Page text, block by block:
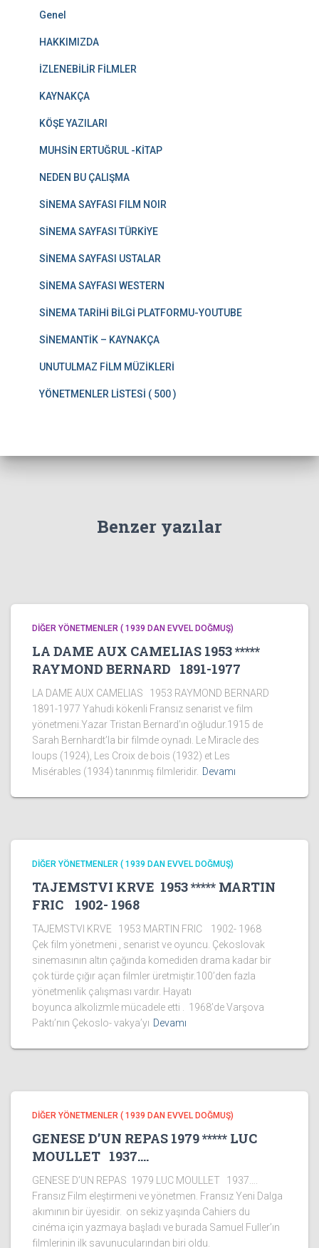
Genel
HAKKIMIZDA
İZLENEBİLİR FİLMLER
KAYNAKÇA
KÖŞE YAZILARI
MUHSİN ERTUĞRUL -KİTAP
NEDEN BU ÇALIŞMA
SİNEMA SAYFASI FILM NOIR
SİNEMA SAYFASI TÜRKİYE
SİNEMA SAYFASI USTALAR
SİNEMA SAYFASI WESTERN
SİNEMA TARİHİ BİLGİ PLATFORMU-YOUTUBE
SİNEMANTİK – KAYNAKÇA
UNUTULMAZ FİLM MÜZİKLERİ
YÖNETMENLER LİSTESİ ( 500 )
Benzer yazılar
DİĞER YÖNETMENLER ( 1939 DAN EVVEL DOĞMUŞ)
LA DAME AUX CAMELIAS 1953 *****
RAYMOND BERNARD 1891-1977
LA DAME AUX CAMELIAS 1953 RAYMOND BERNARD
1891-1977 Yahudi kökenli Fransız senarist ve film
yönetmeni.Yazar Tristan Bernard’ın oğludur.1915 de
Sarah Bernhardt’la bir filmde oynadı. Le Miracle des
loups (1924), Les Croix de bois (1932) et Les
Misérables (1934) tanınmış filmleridir. Devamı
DİĞER YÖNETMENLER ( 1939 DAN EVVEL DOĞMUŞ)
TAJEMSTVI KRVE 1953 ***** MARTIN
FRIC 1902- 1968
TAJEMSTVI KRVE 1953 MARTIN FRIC 1902- 1968
Çek film yönetmeni , senarist ve oyuncu. Çekoslovak
sinemasının altın çağında komediden drama kadar bir
çok türde çığır açan filmler üretmiştir.100’den fazla
yönetmenlik çalışması vardır. Hayatı
boyunca alkolizmle mücadele etti . 1968’de Varşova
Paktı’nın Çekoslo- vakya’yı Devamı
DİĞER YÖNETMENLER ( 1939 DAN EVVEL DOĞMUŞ)
GENESE D’UN REPAS 1979 ***** LUC
MOULLET 1937….
GENESE D’UN REPAS 1979 LUC MOULLET 1937….
Fransız Film eleştirmeni ve yönetmen. Fransız Yeni Dalga
akımının bir üyesidir. on sekiz yaşında Cahiers du
cinéma için yazmaya başladı ve burada Samuel Fuller’ın
filmlerinin ilk savunucularından biri oldu.